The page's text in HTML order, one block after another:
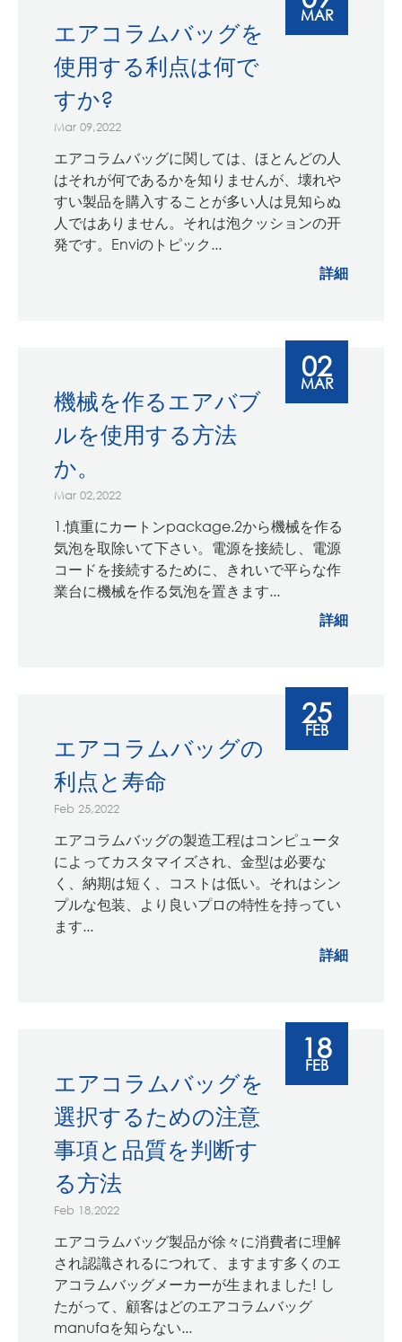
エアコラムバッグを
使用する利点は何で
すか?
Mar 09,2022
エアコラムバッグに関しては、ほとんどの人
はそれが何であるかを知りませんが、壊れや
すい製品を購入することが多い人は見知らぬ
人ではありません。それは泡クッションの开
発です。Enviのトピック...
詳細
MAR
機械を作るエアバブ
ルを使用する方法
か。
Mar 02,2022
1.慎重にカートンpackage.2から機械を作る
気泡を取除いて下さい。電源を接続し、電源
コードを接続するために、きれいで平らな作
業台に機械を作る気泡を置きます...
詳細
02
MAR
エアコラムバッグの
利点と寿命
Feb 25,2022
エアコラムバッグの製造工程はコンピュータ
によってカスタマイズされ、金型は必要な
く、納期は短く、コストは低い。それはシン
プルな包装、より良いプロの特性を持ってい
ます...
詳細
25
FEB
エアコラムバッグを
選択するための注意
事項と品質を判断す
る方法
Feb 18,2022
エアコラムバッグ製品が徐々に消費者に理解
され認識されるにつれて、ますます多くのエ
アコラムバッグメーカーが生まれました! し
たがって、顧客はどのエアコラムバッグ
manufaを知らない...
18
FEB